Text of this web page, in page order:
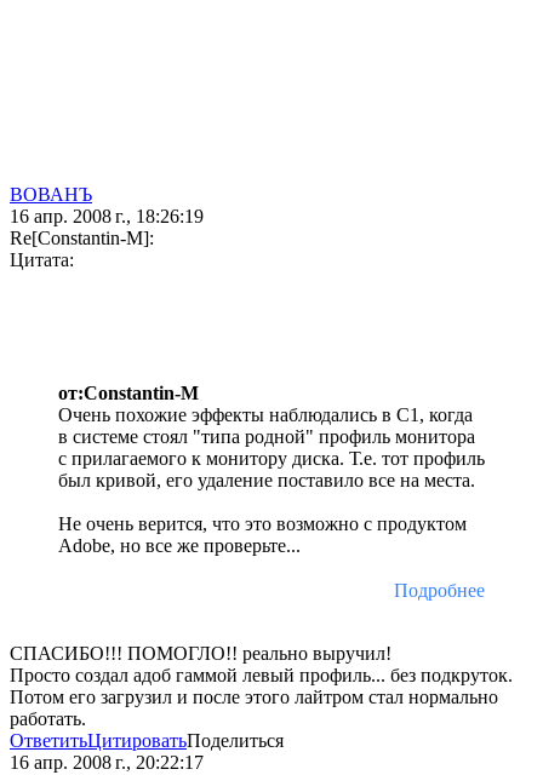
ВОВАНЪ
16 апр. 2008 г., 18:26:19
Re[Constantin-M]:
Цитата:
от:Constantin-M
Очень похожие эффекты наблюдались в C1, когда
в системе стоял "типа родной" профиль монитора
с прилагаемого к монитору диска. Т.е. тот профиль
был кривой, его удаление поставило все на места.
Не очень верится, что это возможно с продуктом
Adobe, но все же проверьте...
Подробнее
СПАСИБО!!! ПОМОГЛО!! реально выручил!
Просто создал адоб гаммой левый профиль... без подкруток.
Потом его загрузил и после этого лайтром стал нормально
работать.
ОтветитьЦитироватьПоделиться
16 апр. 2008 г., 20:22:17